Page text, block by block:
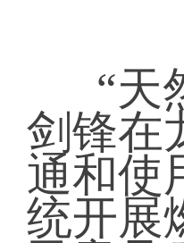
“天
剑锋在
通和使
统开展